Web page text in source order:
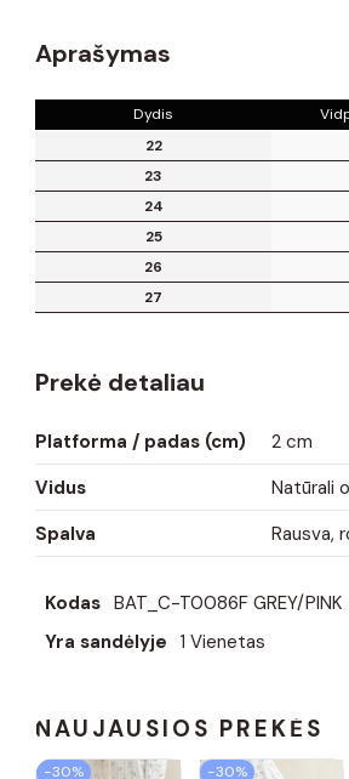
Aprašymas
Dydis
22
23
24
25
26
27
Prekė detaliau
Platforma / padas (cm)
2 cm
Vidus
Natūrali
Spalva
Rausva,
Kodas BAT_C-T0086F GREY/PINK
Yra sandėlyje 1 Vienetas
NAUJAUSIOS PREKĖS
−30% −30%